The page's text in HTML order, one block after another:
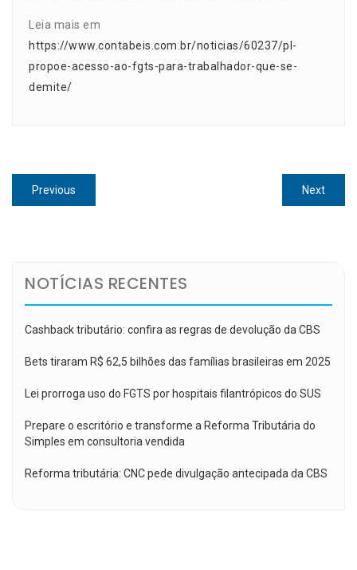
Leia mais em
https://www.contabeis.com.br/noticias/60237/pl-
propoe-acesso-ao-fgts-para-trabalhador-que-se-
demite/
Navegação
de
Previous
post:
NextNext
post:
NOTÍCIAS RECENTES
Cashback tributário: confira as regras de devolução da CBS
Bets tiraram R$ 62,5 bilhões das famílias brasileiras em 2025
Lei prorroga uso do FGTS por hospitais filantrópicos do SUS
Prepare o escritório e transforme a Reforma Tributária do
Simples em consultoria vendida
Reforma tributária: CNC pede divulgação antecipada da CBS